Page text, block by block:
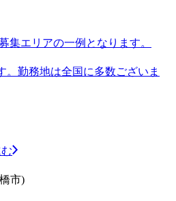
エリアの一例となります。
勤務地は全国に多数ございま
市)